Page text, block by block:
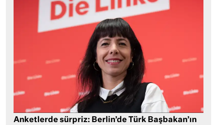
Anketlerde sürpriz: Berlin’de Türk Başbakan’ın